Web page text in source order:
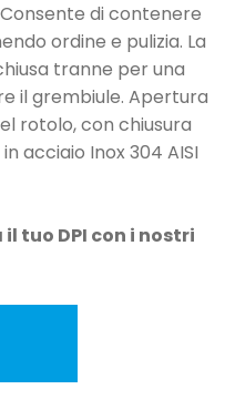
Consente di contenere
ordine e pulizia. La
tranne per una
il grembiule. Apertura
rotolo, con chiusura
acciaio Inox 304 AISI
tuo DPI con i nostri